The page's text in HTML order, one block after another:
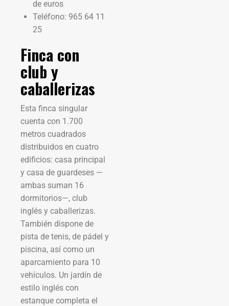
de euros
Teléfono: 965 64 11
25
Finca con
club y
caballerizas
Esta finca singular
cuenta con 1.700
metros cuadrados
distribuidos en cuatro
edificios: casa principal
y casa de guardeses —
ambas suman 16
dormitorios—, club
inglés y caballerizas.
También dispone de
pista de tenis, de pádel y
piscina, así como un
aparcamiento para 10
vehículos. Un jardín de
estilo inglés con
estanque completa el